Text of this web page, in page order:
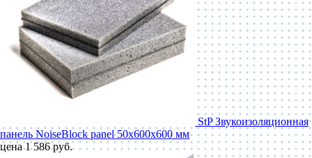
StP Звукоизоляционная
панель NoiseBlock panel 50x600x600 мм
цена 1 586 руб.